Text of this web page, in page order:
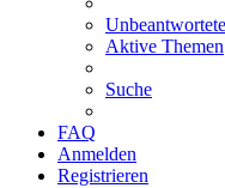
Aktive Themen
Suche
FAQ
Anmelden
Registrieren